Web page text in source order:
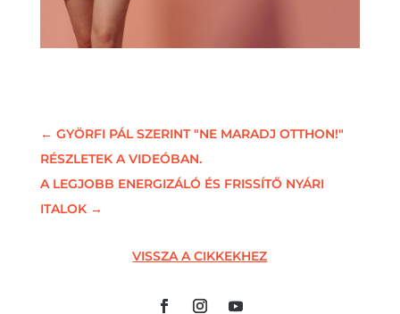
← GYÖRFI PÁL SZERINT "NE MARADJ OTTHON!"
RÉSZLETEK A VIDEÓBAN.
A LEGJOBB ENERGIZÁLÓ ÉS FRISSÍTŐ NYÁRI
ITALOK→
VISSZA A CIKKEKHEZ